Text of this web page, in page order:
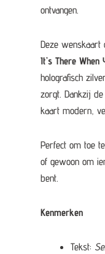
ontvangen.
Deze wenskaart
It’s There When
holografisch
zorgt. Dankzij
kaart modern,
Perfect om toe
of gewoon om
bent.
Kenmerken
Tekst: